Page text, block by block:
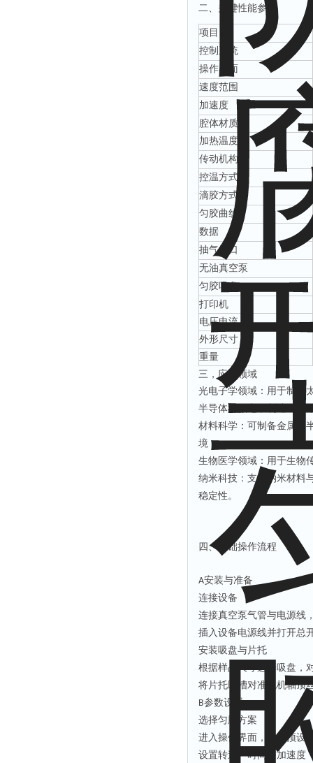
二、关键性能参数
项目
控制系统
操作界面
速度范围
加速度
腔体材质
加热温度
传动机构
控温方式
滴胶方式
匀胶曲线
数据
抽气接口
无油真空泵
匀胶吸盘
打印机
电压电流
外形尺寸
重量
三， 应用领域
光电子学领域 ：用于制备
半导体与微电子制造
材料科学 ：可制备金属、
境 ；
生物医学领域 ：用于生物
纳米科技 ：支持纳米材料
稳定性。
四、基础操作流程
A安装与准备
连接设备
连接真空泵气管与电源线
插入设备电源线并打开总
安装吸盘与片托
根据样品尺寸选择吸盘，
将片托凹槽对准电机轴顶
B参数设置
选择匀胶方案
进入操作界面，选择预设
设置转速、时间与加速度